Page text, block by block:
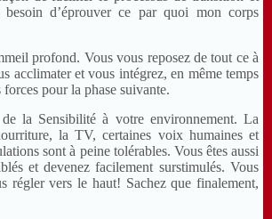
besoin d’éprouver ce par quoi mon corps
profond. Vous vous reposez de tout ce à
acclimater et vous intégrez, en même temps
pour la phase suivante.
la Sensibilité à votre environnement. La
la TV, certaines voix humaines et
sont à peine tolérables. Vous êtes aussi
et devenez facilement surstimulés. Vous
régler vers le haut! Sachez que finalement,